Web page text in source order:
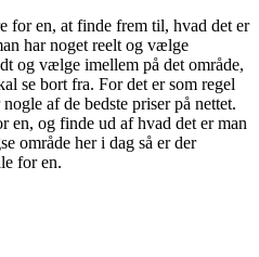
for en, at finde frem til, hvad det er
har noget reelt og vælge
og vælge imellem på det område,
se bort fra. For det er som regel
af de bedste priser på nettet.
en, og finde ud af hvad det er man
område her i dag så er der
for en.